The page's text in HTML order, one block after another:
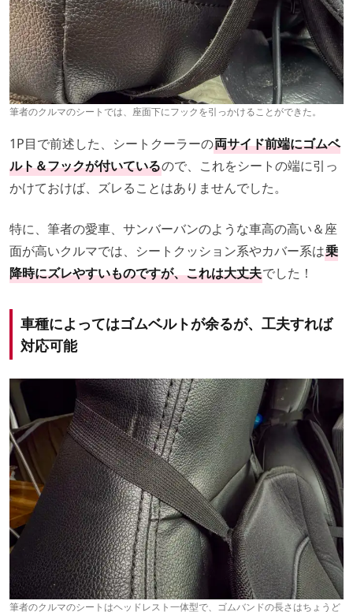
筆者のクルマのシートでは、座面下にフックを引っかけることができた。
1P目で前述した、シートクーラーの両サイド前端にゴムベ
ルト＆フックが付いているので、これをシートの端に引っ
かけておけば、ズレることはありませんでした。
特に、筆者の愛車、サンバーバンのような車高の高い＆座
面が高いクルマでは、シートクッション系やカバー系は乗
降時にズレやすいものですが、これは大丈夫でした！
車種によってはゴムベルトが余るが、工夫すれば
対応可能
筆者のクルマのシートはヘッドレスト一体型で、ゴムバンドの長さはちょうど